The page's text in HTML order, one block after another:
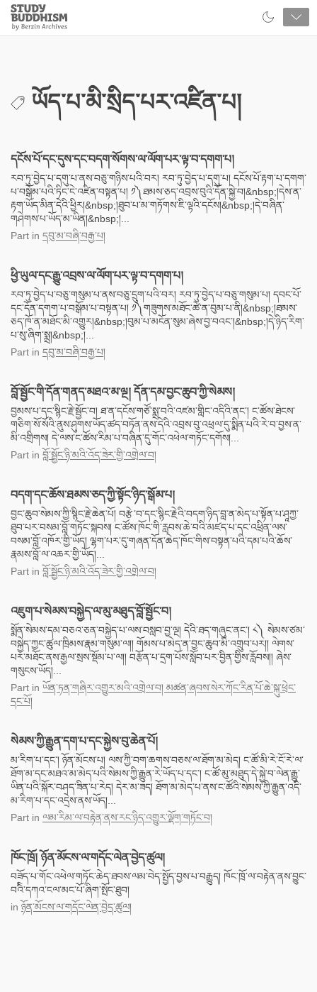
Close
Study
Buddhism
ཡོད་པ་མི་སྲིད་པར་འཛིན་པ།
དངོས་པོ་དང་དུས་དང་བདག་སོགས་ལ་ལོག་པར་ལྟ་བ་དགག་པ།
རབ་ཏུ་བྱེད་པ་དགུ་པ་ནས་བཅུ་གཉིས་པའི་བར། རབ་ཏུ་བྱེད་པ་དགུ་པ། དངོས་པོ་རྟག་པ་དགག་
པ་བསྒོམ་པའི་ཏིང་ངེ་འཛིན་བསྟན་པ། ༡༽ཐམས་ཅད་འབྲས་བུའི་དོན་སྐྱེ་བ།&nbsp;།དེས་ན་
རྟག་ཡོད་མིན་དེའི་ཕྱིར།&nbsp;།ཐུབ་པ་མ་གཏོགས་ཇི་ལྟའི་དངོས།&nbsp;།དེ་བཞིན་
གཤེགས་པ་ཡོད་མ་ཡིན།&nbsp;།...
Part in དབུ་མ་བཞི་བརྒྱ་པ།
ཕྱི་ཡུལ་དང་རྒྱུ་འབྲས་ལ་ལོག་པར་ལྟ་བ་དགག་པ།
རབ་ཏུ་བྱེད་པ་བཅུ་གསུམ་པ་ནས་བཅུ་དྲུག་པའི་བར། རབ་ཏུ་བྱེད་པ་བཅུ་གསུམ་པ། དབང་པོ་
དང་དོན་དགག་པ་བསྒོམ་པ་བསྟན་པ། ༡༽གཟུགས་མཐོང་ཚེ་ན་བུམ་པ་ནི།&nbsp;།ཐམས་
ཅད་ཁོ་ན་མཐོང་མི་འགྱུར།&nbsp;།བུམ་པ་མངོན་སུམ་ཞེས་བྱ་བའང༌།&nbsp;།དེ་ཉིད་རིག་
པ་སུ་ཞིག་སྨྲ།&nbsp;།...
Part in དབུ་མ་བཞི་བརྒྱ་པ།
བློ་སྦྱོང་གི་དོན་གནད་མཐའ་མ་ལྔ། དོན་དམ་བྱང་ཆུབ་ཀྱི་སེམས།
བྱམས་པ་དང་སྙིང་རྗེ་སྦྱོང་བ། ཐ་ན་དངོས་གཙོ་སྨྲ་བའི་འཛམ་གླིང་འདིའི་ནང་། ང་ཚོས་ཐེངས་
གཅིག་སོ་སོའི་ནུས་ཤུགས་ཡོད་ཚད་བཏོན་ནས་དེའི་འབྲས་བུ་འཕྲལ་དུ་སྨིན་པའི་རེ་བ་བྱས་ན་
མི་འགྲིགས། དེ་ལས་ང་ཚོས་རིམ་པ་བཞིན་དུ་གོང་འཕེལ་གཏོང་དགོས།...
Part in བློ་སྦྱོང་ཉི་མའི་འོད་ཟེར་གྱི་འགྲེལ་བ།
བདག་དང་ཆོས་ཐམས་ཅད་ཀྱི་སྟོང་ཉིད་སྒོམ་པ།
བྱང་ཆུབ་སེམས་ཀྱི་སྙིང་རྗེ་ཆེན་པོ། བརྩེ་བ་དང་སྙིང་རྗེའི་བདག་ཉིད་བླ་ན་མེད་པ་སྟོན་པ་ཤཱཀྱ་
ཐུབ་པར་བསམ་བློ་གཏོང་སྐབས། ང་ཚོས་ཁོང་གི་རླབས་ཆེ་བའི་མཛད་པ་དང་འཕྲིན་ལས་
བསམ་བློ་འཁོར་གྱི་ཡོད། ལྷག་པར་དུ་གཞན་དོན་ཆེད་ཁོང་གིས་བསྟན་པའི་དམ་པའི་ཆོས་
རྣམས་བློ་ལ་འཆར་གྱི་ཡོད།...
Part in བློ་སྦྱོང་ཉི་མའི་འོད་ཟེར་གྱི་འགྲེལ་བ།
འཇུག་པ་སེམས་བསྐྱེད་ལ་མུ་མཐུད་བློ་སྦྱོང་བ།
སྨོན་སེམས་དམ་བཅའ་ཅན་བསྐྱེད་པ་ལས་བསླབ་བྱ་ལྔ། དེའི་ཐད་གཞུང་ནང་། ༨༽ སེམས་ཙམ་
བསྐྱེད་ཀྱང་ཚུལ་ཁྲིམས་རྣམ་གསུམ་ལ།། གོམས་པ་མེད་ན་བྱང་ཆུབ་མི་འགྲུབ་པར།། ལེགས་
པར་མཐོང་ནས་རྒྱལ་སྲས་སྡོམ་པ་ལ།། བརྩོན་པ་དྲག་པོས་སློབ་པར་བྱིན་གྱིས་རློབས།། ཞེས་
གསུངས་ཡོད།...
Part in ཡོན་ཏན་གཞིར་འགྱུར་མའི་འགྲེལ་བ། མཚན་ཞབས་སེར་ཀོང་རིན་པོ་ཆེ་སྐུ་ཕྲེང་
དང་པོ།
སེམས་ཀྱི་རྒྱུན་དག་པ་དང་སྐྱེས་བུ་ཆེན་པོ།
མ་རིག་པ་དང་། ཉོན་མོངས་པ། ལས་ཀྱི་བག་ཆགས་བཅས་ལ་ཐོག་མ་མེད། ང་ཚོ་མི་རེ་ངོ་རེ་ལ་
ཐོག་མ་དང་མཐའ་མ་མེད་པའི་སེམས་ཀྱི་རྒྱུན་རེ་ཡོད་པ་དང་། ང་ཚོ་མུ་མཐུད་དེ་སྐྱེ་བ་ལེན་རྒྱུ་
ཡིན་པའི་སྐོར་བཤད་ཟིན་པ་རེད། དེར་མ་ཟད། ཐོག་མ་མེད་པ་ནས་ང་ཚོའི་སེམས་ཀྱི་རྒྱུན་འདི་
མ་རིག་པ་དང་འདྲེས་ནས་ཡོད།...
Part in ལམ་རིམ་ལ་བརྟེན་ནས་རང་ཉིད་འགྱུར་ལྡོག་གཏོང་བ།
ཁོང་ཁྲོ། ཉོན་མོངས་ལ་གདོང་ལེན་བྱེད་ཚུལ།
བཟོད་པ་གོང་འཕེལ་གཏོང་ཆེད་ཐབས་ལམ་བེད་སྤྱོད་བྱས་པ་བརྒྱུད། ཁོང་ཁྲོ་ལ་བརྟེན་ནས་བྱུང་
བའིི་དཀའ་ངལ་མང་པོ་ཞིག་སྤོང་ཐུབ།
in ཉོན་མོངས་ལ་གདོང་ལེན་བྱེད་ཚུལ།